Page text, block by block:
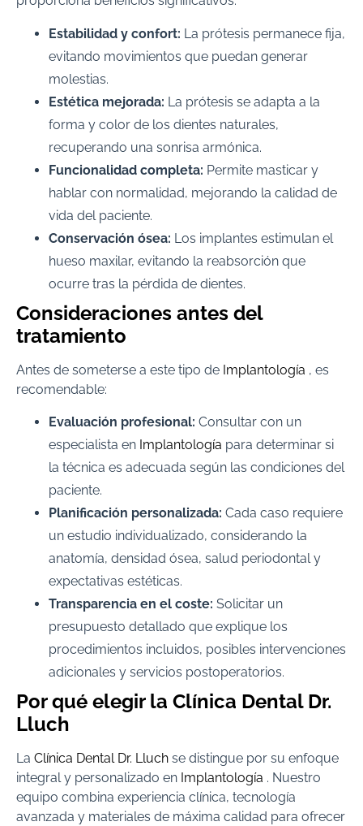
Estabilidad y confort: La prótesis permanece fija,
evitando movimientos que puedan generar
molestias.
Estética mejorada: La prótesis se adapta a la
forma y color de los dientes naturales,
recuperando una sonrisa armónica.
Funcionalidad completa: Permite masticar y
hablar con normalidad, mejorando la calidad de
vida del paciente.
Conservación ósea: Los implantes estimulan el
hueso maxilar, evitando la reabsorción que
ocurre tras la pérdida de dientes.
Consideraciones antes del
tratamiento
Antes de someterse a este tipo de Implantología , es
recomendable:
Evaluación profesional: Consultar con un
especialista en Implantología para determinar si
la técnica es adecuada según las condiciones del
paciente.
Planificación personalizada: Cada caso requiere
un estudio individualizado, considerando la
anatomía, densidad ósea, salud periodontal y
expectativas estéticas.
Transparencia en el coste: Solicitar un
presupuesto detallado que explique los
procedimientos incluidos, posibles intervenciones
adicionales y servicios postoperatorios.
Por qué elegir la Clínica Dental Dr.
Lluch
La Clínica Dental Dr. Lluch se distingue por su enfoque
integral y personalizado en Implantología . Nuestro
equipo combina experiencia clínica, tecnología
avanzada y materiales de máxima calidad para ofrecer